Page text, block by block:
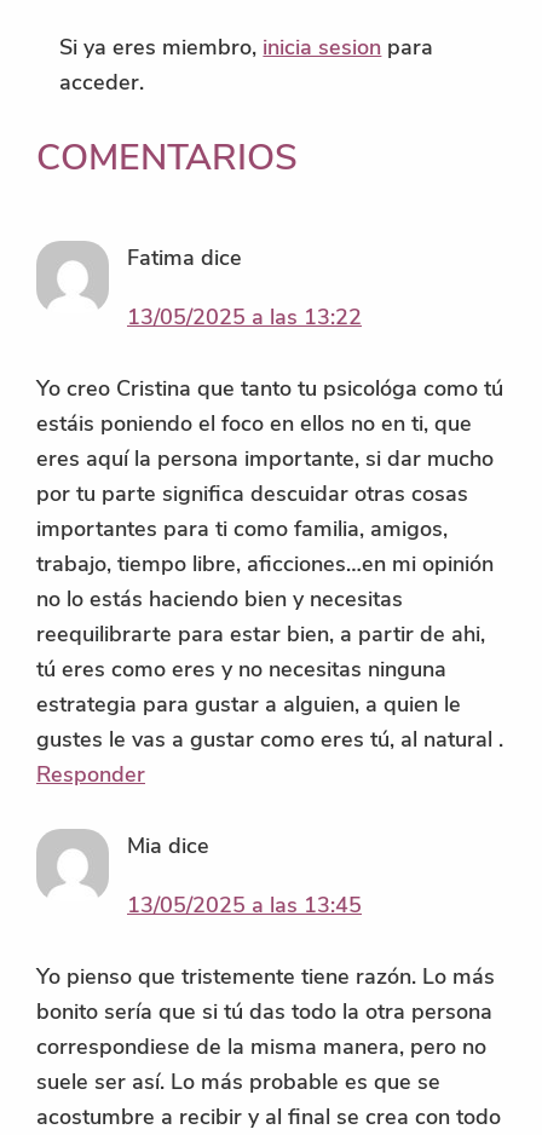
Si ya eres miembro, inicia sesion para
acceder.
INTERACCIONES
LOS
LECTORES
COMENTARIOS
Fatima dice
13/05/2025 a las 13:22
Yo creo Cristina que tanto tu psicológa como tú
estáis poniendo el foco en ellos no en ti, que
eres aquí la persona importante, si dar mucho
por tu parte significa descuidar otras cosas
importantes para ti como familia, amigos,
trabajo, tiempo libre, aficciones…en mi opinión
no lo estás haciendo bien y necesitas
reequilibrarte para estar bien, a partir de ahi,
tú eres como eres y no necesitas ninguna
estrategia para gustar a alguien, a quien le
gustes le vas a gustar como eres tú, al natural .
Responder
Mia dice
13/05/2025 a las 13:45
Yo pienso que tristemente tiene razón. Lo más
bonito sería que si tú das todo la otra persona
correspondiese de la misma manera, pero no
suele ser así. Lo más probable es que se
acostumbre a recibir y al final se crea con todo